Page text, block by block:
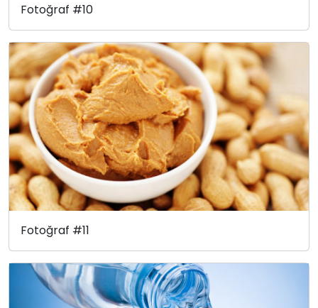
Fotoğraf #10
Fotoğraf #11